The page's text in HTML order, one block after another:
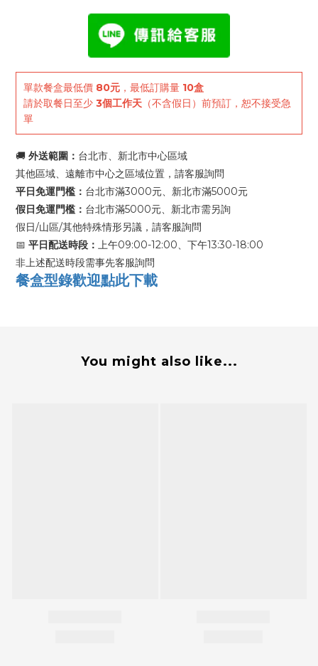
單款餐盒最低價 80元 ，最低訂購量 10盒
請於取餐日至少 3個工作天 （不含假日）前預訂，恕不接受急
單
🚚 外送範圍： 台北市、新北市中心區域
其他區域、遠離市中心之區域位置，請客服詢問
平日免運門檻： 台北市滿3000元、新北市滿5000元
假日免運門檻： 台北市滿5000元、新北市需另詢
假日/山區/其他特殊情形另議，請客服詢問
📅 平日配送時段： 上午09:00-12:00、下午13:30-18:00
非上述配送時段需事先客服詢問
餐盒型錄歡迎點此下載
You might also like...